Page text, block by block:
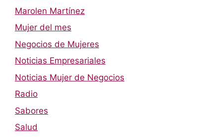
Marolen Martínez
Mujer del mes
Negocios de Mujeres
Noticias Empresariales
Noticias Mujer de Negocios
Radio
Sabores
Salud